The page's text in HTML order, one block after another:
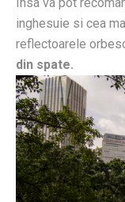
Insa va pot
inghesuie si cea
reflectoarele
din spate.